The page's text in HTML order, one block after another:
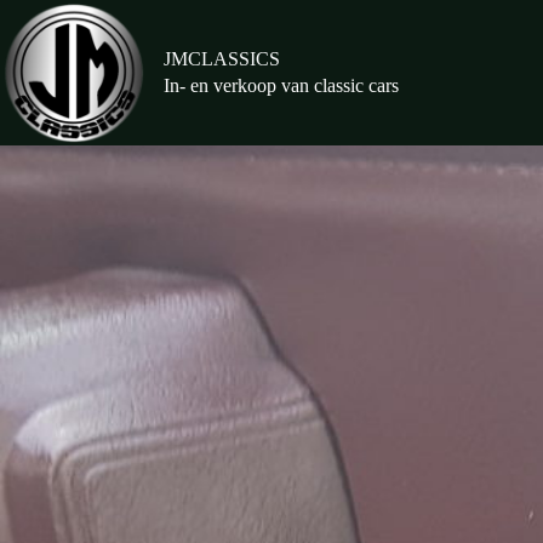
naar
de
inhoud
JMCLASSICS
In- en verkoop van classic cars